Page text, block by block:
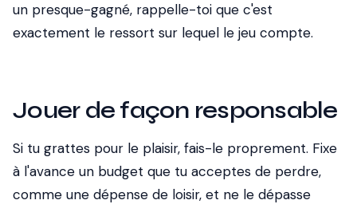
un presque-gagné, rappelle-toi que c'est
exactement le ressort sur lequel le jeu compte.
Jouer de façon responsable
Si tu grattes pour le plaisir, fais-le proprement. Fixe
à l'avance un budget que tu acceptes de perdre,
comme une dépense de loisir, et ne le dépasse